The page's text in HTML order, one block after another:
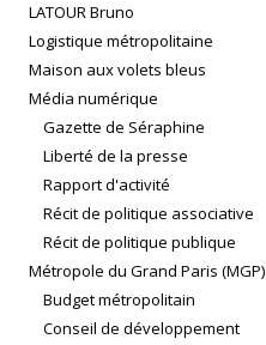
LATOUR Bruno
Logistique métropolitaine
Maison aux volets bleus
Média numérique
Gazette de Séraphine
Liberté de la presse
Rapport d'activité
Récit de politique associative
Récit de politique publique
Métropole du Grand Paris (MGP)
Budget métropolitain
Conseil de développement